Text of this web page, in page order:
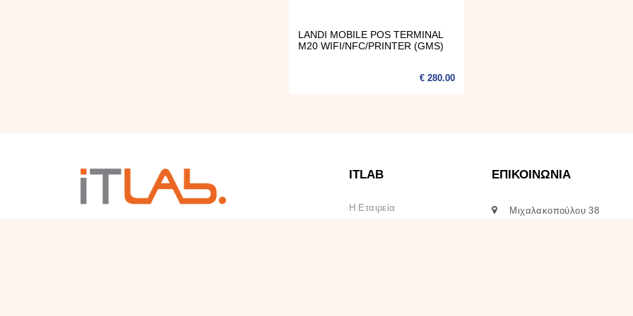
LANDI MOBILE POS TERMINAL
M20 WIFI/NFC/PRINTER (GMS)
€ 280.00
ITLAB
Η Εταιρεία
ΕΠΙΚΟΙΝΩΝΙΑ
Μιχαλακοπούλου 38